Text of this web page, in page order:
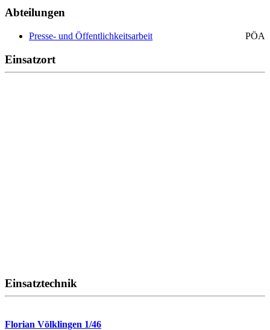
Abteilungen
Presse- und Öffentlichkeitsarbeit PÖA
Einsatzort
Einsatztechnik
Florian Völklingen 1/46